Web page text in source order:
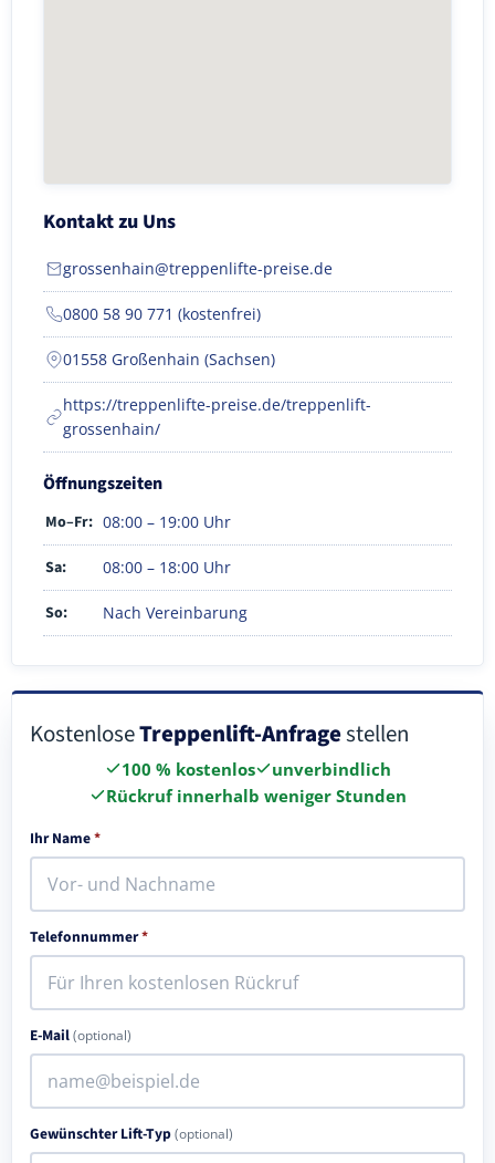
Kontakt zu Uns
grossenhain@treppenlifte-preise.de
0800 58 90 771 (kostenfrei)
01558 Großenhain (Sachsen)
https://treppenlifte-preise.de/treppenlift-
grossenhain/
Öffnungszeiten
Mo–Fr: 08:00 – 19:00 Uhr
Sa: 08:00 – 18:00 Uhr
So: Nach Vereinbarung
KostenloseTreppenlift-Anfragestellen
100 % kostenlos
unverbindlich
Rückruf innerhalb weniger Stunden
Ihr Name*
Telefonnummer*
E-Mail(optional)
Gewünschter Lift-Typ(optional)